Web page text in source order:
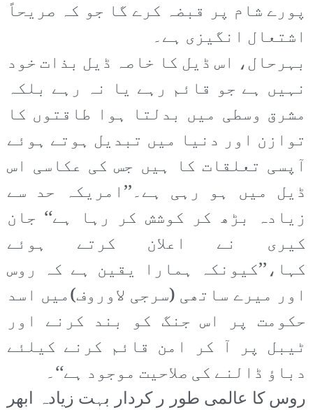
پورے شام پر قبضہ کرے گا جو کہ صریحاً
اشتعال انگیزی ہے۔
بہرحال، اس ڈیل کا خاصہ ڈیل بذات خود
نہیں ہے جو قائم رہے یا نہ رہے بلکہ
مشرق وسطی میں بدلتا ہوا طاقتوں کا
توازن اور دنیا میں تبدیل ہوتے ہوئے
آپسی تعلقات کا ہیں جس کی عکاسی اس
ڈیل میں ہو رہی ہے۔’’امریکہ حد سے
زیادہ بڑھ کر کوشش کر رہا ہے‘‘ جان
کیری نے اعلان کرتے ہوئے
کہا،’’کیونکہ ہمارا یقین ہے کہ روس
اور میرے ساتھی (سرجی لاوروف)میں اسد
حکومت پر اس جنگ کو بند کرنے اور
ٹیبل پر آ کر امن قائم کرنے کیلئے
دباؤ ڈالنے کی صلاحیت موجود ہے‘‘۔
روس کا عالمی طور ر کردار بہت زیادہ ابھر